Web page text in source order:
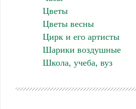
Цветы
Цветы весны
Цирк и его артисты
Шарики воздушные
Школа, учеба, вуз